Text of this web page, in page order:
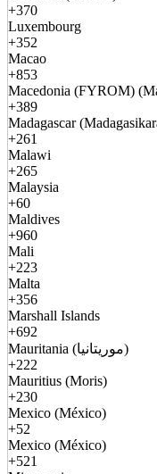
+370
Luxembourg
+352
Macao
+853
Macedonia (FYROM)
+389
Madagascar
+261
Malawi
+265
Malaysia
+60
Maldives
+960
Mali
+223
Malta
+356
Marshall Islands
+692
Mauritania (موريتانيا)
+222
Mauritius (Moris)
+230
Mexico (México)
+52
Mexico (México)
+521